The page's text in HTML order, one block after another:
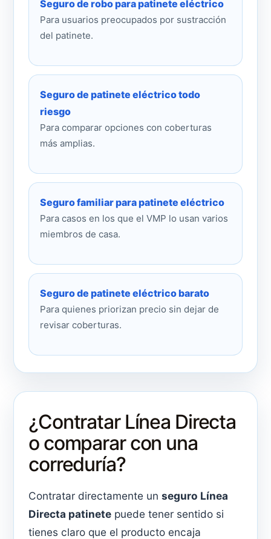
Seguro de robo para patinete eléctrico
Para usuarios preocupados por sustracción
del patinete.
Seguro de patinete eléctrico todo
riesgo
Para comparar opciones con coberturas
más amplias.
Seguro familiar para patinete eléctrico
Para casos en los que el VMP lo usan varios
miembros de casa.
Seguro de patinete eléctrico barato
Para quienes priorizan precio sin dejar de
revisar coberturas.
¿Contratar Línea Directa
o comparar con una
correduría?
Contratar directamente un seguro Línea
Directa patinete puede tener sentido si
tienes claro que el producto encaja